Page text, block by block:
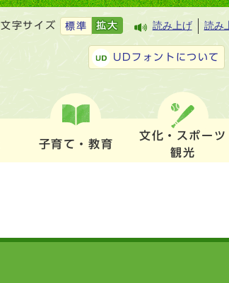
文字サイズ 標準 拡大 読み上げ 読み
UDフォントについて
子育て・教育
文化・スポーツ
観光